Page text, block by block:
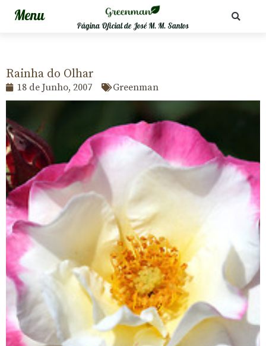
Página Oficial de José M. M. Santos
Rainha do Olhar
18 de Junho, 2007 Greenman